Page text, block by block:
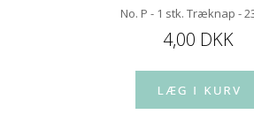
No. P - 1 stk. Træknap -
4,00 DKK